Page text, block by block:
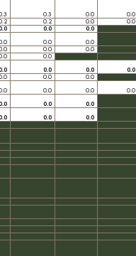
0.3 0.0 0.0
0.2 0.0 0.0
0.0 0.0
0.0 0.0
0.0 0.0
0.0
0.0 0.0 0.0
0.0 0.0
0.0 0.0 0.0
0.0 0.0
0.0 0.0